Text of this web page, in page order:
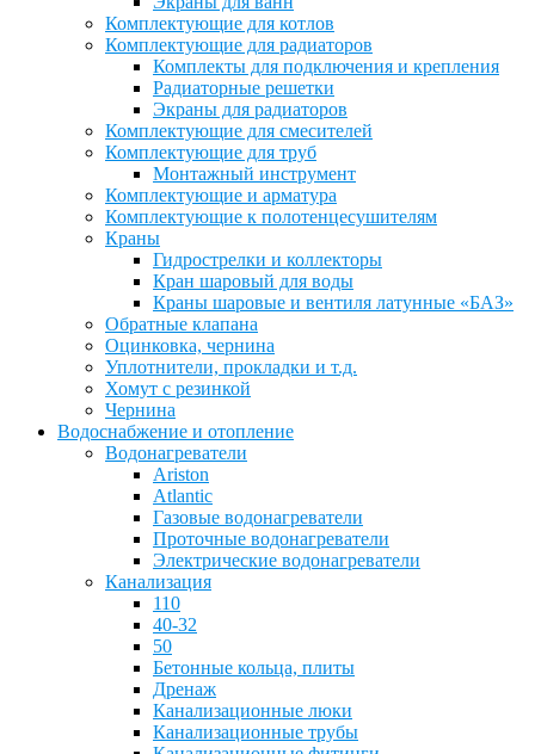
Комплектующие для котлов
Комплектующие для радиаторов
Комплекты для подключения и крепления
Радиаторные решетки
Экраны для радиаторов
Комплектующие для смесителей
Комплектующие для труб
Монтажный инструмент
Комплектующие и арматура
Комплектующие к полотенцесушителям
Краны
Гидрострелки и коллекторы
Кран шаровый для воды
Краны шаровые и вентиля латунные «БАЗ»
Обратные клапана
Оцинковка, чернина
Уплотнители, прокладки и т.д.
Хомут с резинкой
Чернина
Водоснабжение и отопление
Водонагреватели
Ariston
Atlantic
Газовые водонагреватели
Проточные водонагреватели
Электрические водонагреватели
Канализация
110
40-32
50
Бетонные кольца, плиты
Дренаж
Канализационные люки
Канализационные трубы